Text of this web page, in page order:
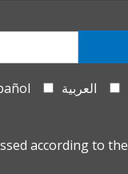
العربية
according to the